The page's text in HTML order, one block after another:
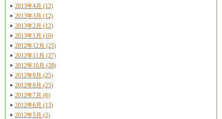
2013年4月 (12)
2013年3月 (12)
2013年2月 (12)
2013年1月 (10)
2012年12月 (25)
2012年11月 (27)
2012年10月 (28)
2012年9月 (25)
2012年8月 (25)
2012年7月 (6)
2012年6月 (13)
2012年5月 (2)